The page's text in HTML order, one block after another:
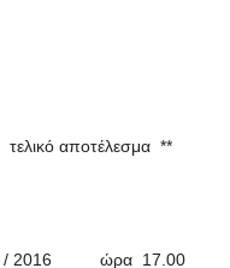
αποτέλεσμα **
/ 2016 ώρα 17.00